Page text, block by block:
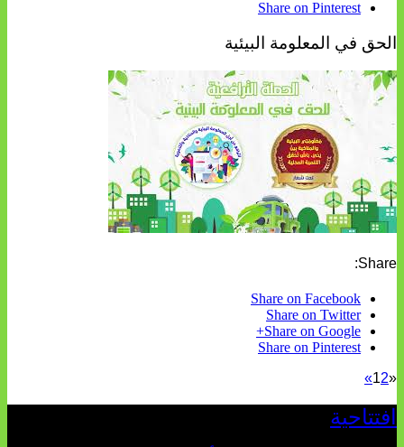
Share on Pinterest
الحق في المعلومة البيئية
Share:
Share on Facebook
Share on Twitter
Share on Google+
Share on Pinterest
«
12
»
افتتاحية